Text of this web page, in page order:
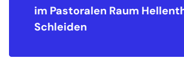
im Pastoralen Raum
Schleiden